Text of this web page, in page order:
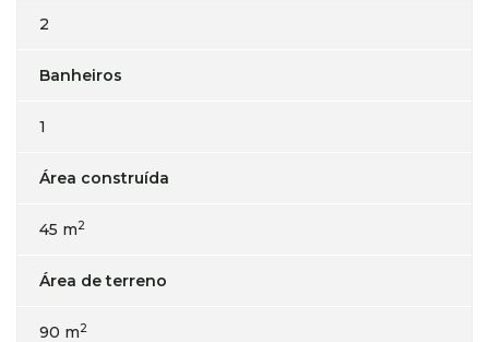
2
Banheiros
1
Área construída
45 m2
Área de terreno
90 m2